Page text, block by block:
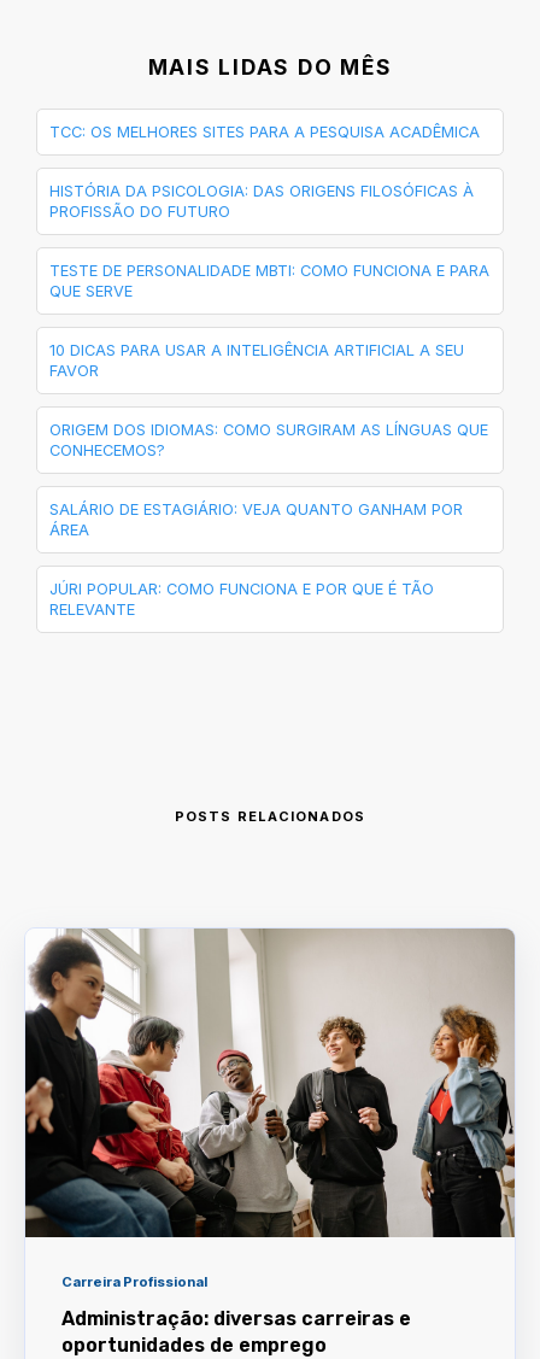
MAIS LIDAS DO MÊS
TCC: OS MELHORES SITES PARA A PESQUISA ACADÊMICA
HISTÓRIA DA PSICOLOGIA: DAS ORIGENS FILOSÓFICAS À
PROFISSÃO DO FUTURO
TESTE DE PERSONALIDADE MBTI: COMO FUNCIONA E PARA
QUE SERVE
10 DICAS PARA USAR A INTELIGÊNCIA ARTIFICIAL A SEU
FAVOR
ORIGEM DOS IDIOMAS: COMO SURGIRAM AS LÍNGUAS QUE
CONHECEMOS?
SALÁRIO DE ESTAGIÁRIO: VEJA QUANTO GANHAM POR
ÁREA
JÚRI POPULAR: COMO FUNCIONA E POR QUE É TÃO
RELEVANTE
POSTS RELACIONADOS
Carreira Profissional
Administração: diversas carreiras e
oportunidades de emprego